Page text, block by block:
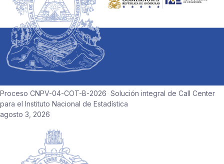
Proceso CNPV-04-COT-B-2026 Solución integral de Call Center
para el Instituto Nacional de Estadística
agosto 3, 2026